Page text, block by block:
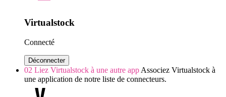
Virtualstock
Connecté
Déconnecter
02 Liez Virtualstock à une autre app Associez Virtualstock à
une application de notre liste de connecteurs.